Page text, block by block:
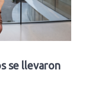
se llevaron